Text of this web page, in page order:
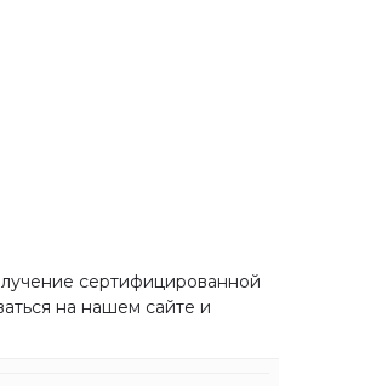
стадион
сертифицированной
на нашем сайте и